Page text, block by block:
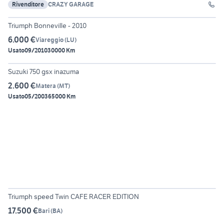
Rivenditore CRAZY GARAGE
5
Triumph Bonneville - 2010
6.000 €Viareggio(LU)
Usato09/201030000 Km
6
Suzuki 750 gsx inazuma
2.600 €Matera (MT)
Usato05/200365000 Km
Triumph speed Twin CAFE RACER EDITION
17.500 €Bari(BA)